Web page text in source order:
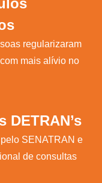
regularizaram
mais alívio no
DETRAN’s
SENATRAN e
de consultas